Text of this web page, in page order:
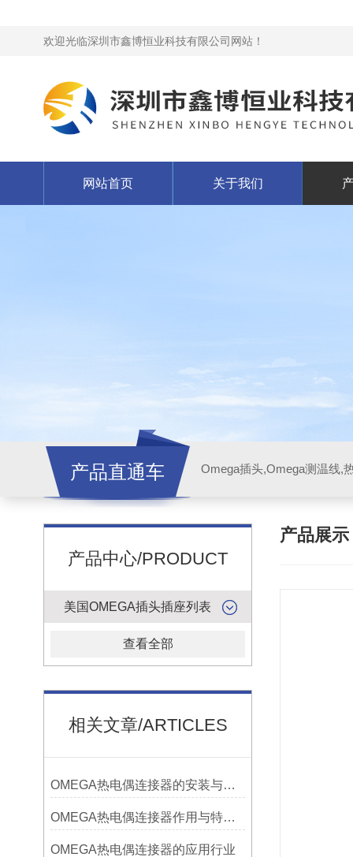
欢迎光临深圳市鑫博恒业科技有限公司网站！
网站首页 关于我们
产品直通车
产品中心/PRODUCT
美国OMEGA插头插座列表
查看全部
相关文章/ARTICLES
OMEGA热电偶连接器的安装与调试
OMEGA热电偶连接器作用与特点是什么？
OMEGA热电偶连接器的应用行业
产品展示